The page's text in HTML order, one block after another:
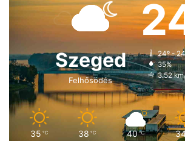
Szeged
Felhősödés
24º -
35%
3.52
35 ℃ 38 ℃ 40 ℃